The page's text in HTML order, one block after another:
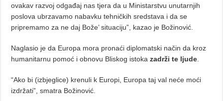
ovakav razvoj odgađaj nas tjera da u Ministarstvu unutarnjih
poslova ubrzavamo nabavku tehničkih sredstava i da se
pripremamo za ne daj Bože’ situaciju”, kazao je Božinović.
Naglasio je da Europa mora pronaći diplomatski način da kroz
humanitarnu pomoć i obnovu Bliskog istokazadrži te ljude
“Ako bi (izbjeglice) krenuli k Europi, Europa taj val neće moći
izdržati”, smatra Božinović.